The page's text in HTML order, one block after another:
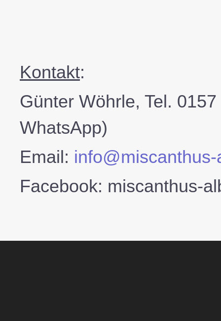
Kontakt:
Günter Wöhrle, Tel.
WhatsApp)
Email:
Facebook: miscanthus-